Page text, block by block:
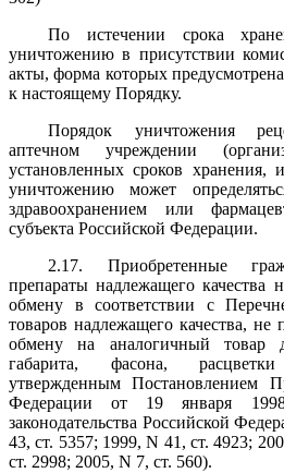
По истечении срока
уничтожению в присутствии
акты, форма которых
к настоящему Порядку.
Порядок уничтожения
аптечном учреждении
установленных сроков
уничтожению может
здравоохранением или
субъекта Российской Федерации.
2.17. Приобретенные
препараты надлежащего качества
обмену в соответствии с
товаров надлежащего качества,
обмену на аналогичный товар
габарита, фасона,
утвержденным Постановлением
Федерации от 19 января
законодательства Российской
43, ст. 5357; 1999, N 41, ст. 4923;
ст. 2998; 2005, N 7, ст. 560).